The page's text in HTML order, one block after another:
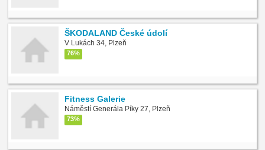
ŠKODALAND České údolí
V Lukách 34, Plzeň
76%
Fitness Galerie
Náměstí Generála Píky 27, Plzeň
73%